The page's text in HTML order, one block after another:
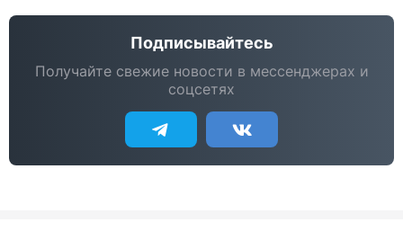
Подписывайтесь
Получайте свежие новости в мессенджерах и
соцсетях